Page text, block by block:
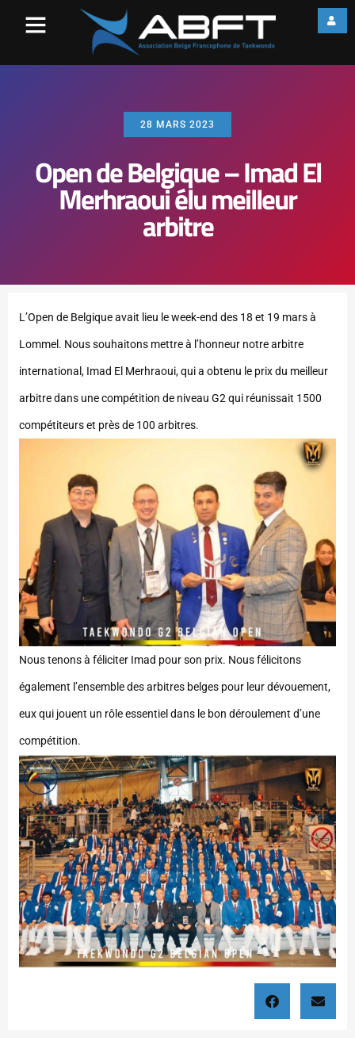
28 MARS 2023
Open de Belgique – Imad El
Merhraoui élu meilleur
arbitre
L’Open de Belgique avait lieu le week-end des 18 et 19 mars à
Lommel. Nous souhaitons mettre à l’honneur notre arbitre
international, Imad El Merhraoui, qui a obtenu le prix du meilleur
arbitre dans une compétition de niveau G2 qui réunissait 1500
compétiteurs et près de 100 arbitres.
Nous tenons à féliciter Imad pour son prix. Nous félicitons
également l’ensemble des arbitres belges pour leur dévouement,
eux qui jouent un rôle essentiel dans le bon déroulement d’une
compétition.